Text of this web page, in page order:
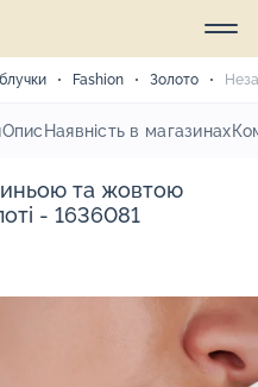
Fashion Золото
Опис Наявність в магазинах
та жовтою
- 1636081